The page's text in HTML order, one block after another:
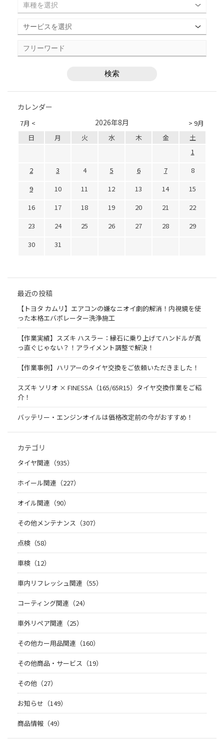
カレンダー
7月 < > 9月
2026年8月
日 月 火 水 木 金
土
1
2
3 4 5 6 7
8
9
10 11 12 13 14
15
16
17 18 19 20 21
22
23
24 25 26 27 28
29
30
31
最近の投稿
【トヨタ カムリ】エアコンの嫌なニオイ劇的解消！内視鏡を使
った本格エバポレーター洗浄施工
【作業実績】スズキ ハスラー：縁石に乗り上げてハンドルが真
っ直ぐじゃない？！アライメント調整で解決！
【作業事例】ハリアーのタイヤ交換をご依頼いただきました！
スズキ ソリオ × FINESSA（165/65R15）タイヤ交換作業をご紹
介！
バッテリー・エンジンオイルは価格改定前の今がおすすめ！
カテゴリ
タイヤ関連（935）
ホイール関連（227）
オイル関連（90）
その他メンテナンス（307）
点検（58）
車検（12）
車内リフレッシュ関連（55）
コーティング関連（24）
車外リペア関連（25）
その他カー用品関連（160）
その他商品・サービス（19）
その他（27）
お知らせ（149）
商品情報（49）